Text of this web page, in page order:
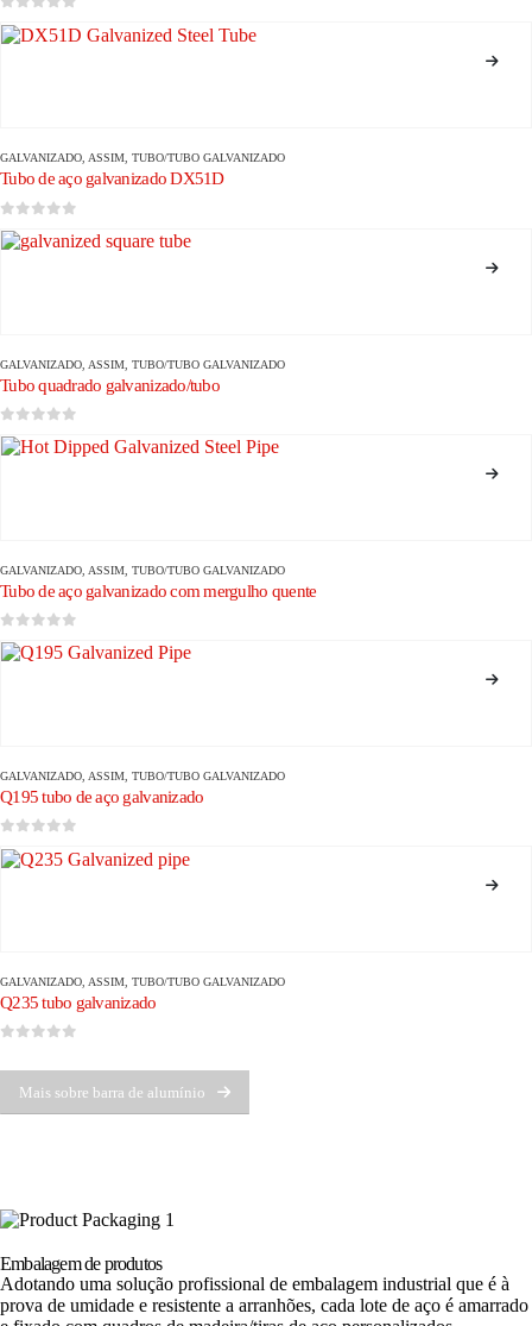
GALVANIZADO, ASSIM, TUBO/TUBO GALVANIZADO
Tubo de aço galvanizado DX51D
GALVANIZADO , ASSIM, TUBO/TUBO GALVANIZADO
Tubo quadrado galvanizado/tubo
GALVANIZADO , ASSIM, TUBO/TUBO GALVANIZADO
Tubo de aço galvanizado com mergulho quente
GALVANIZADO , ASSIM, TUBO/TUBO GALVANIZADO
Q195 tubo de aço galvanizado
GALVANIZADO , ASSIM, TUBO/TUBO GALVANIZADO
Q235 tubo galvanizado
Mais sobre barra de alumínio
Embalagem de produtos
Adotando uma solução profissional de embalagem industrial que é à
prova de umidade e resistente a arranhões, cada lote de aço é amarrado